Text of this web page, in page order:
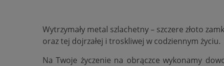
Wytrzymały metal szlachetny – szczere złoto
oraz tej dojrzałej i troskliwej w codziennym życiu.
Na Twoje życzenie na obrączce wykonamy